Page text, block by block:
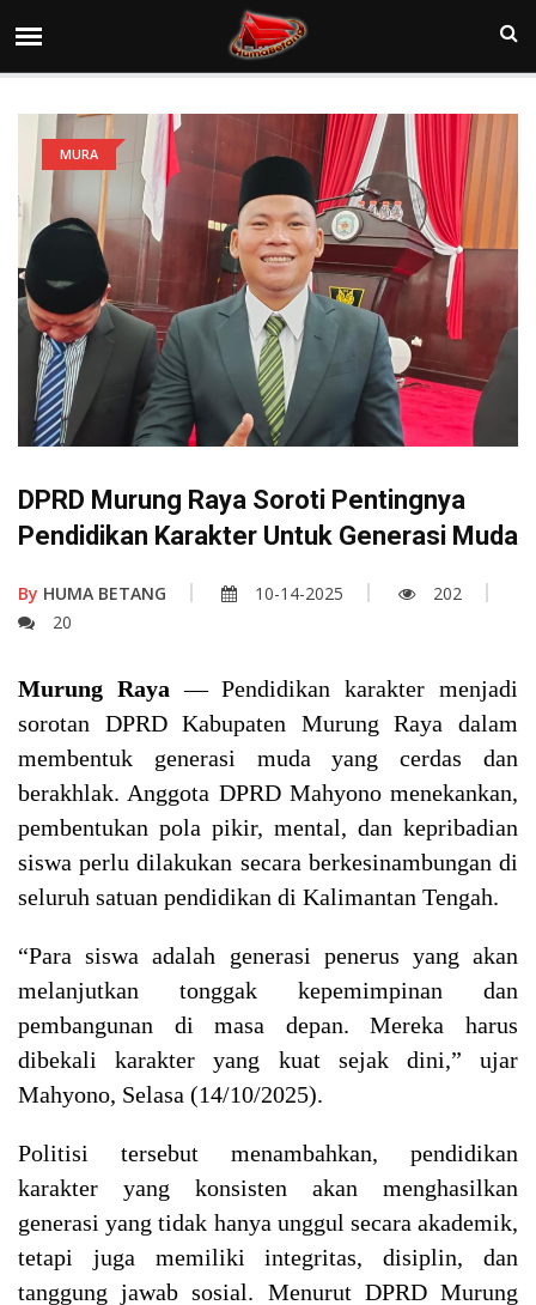
MURA
DPRD Murung Raya Soroti Pentingnya
Pendidikan Karakter Untuk Generasi Muda
By HUMA BETANG 10-14-2025
202
20
Murung Raya — Pendidikan karakter menjadi
sorotan DPRD Kabupaten Murung Raya dalam
membentuk generasi muda yang cerdas dan
berakhlak. Anggota DPRD Mahyono menekankan,
pembentukan pola pikir, mental, dan kepribadian
siswa perlu dilakukan secara berkesinambungan di
seluruh satuan pendidikan di Kalimantan Tengah.
“Para siswa adalah generasi penerus yang akan
melanjutkan tonggak kepemimpinan dan
pembangunan di masa depan. Mereka harus
dibekali karakter yang kuat sejak dini,” ujar
Mahyono, Selasa (14/10/2025).
Politisi tersebut menambahkan, pendidikan
karakter yang konsisten akan menghasilkan
generasi yang tidak hanya unggul secara akademik,
tetapi juga memiliki integritas, disiplin, dan
tanggung jawab sosial. Menurut DPRD Murung